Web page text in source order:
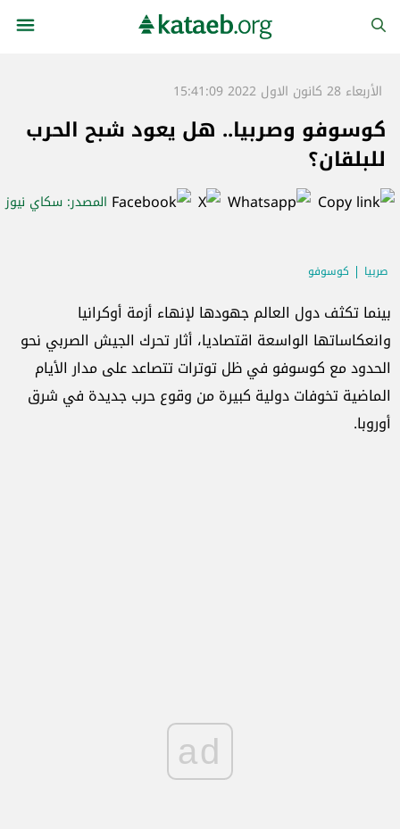
الأربعاء 28 كانون الاول 2022 15:41:09
كوسوفو وصربيا.. هل يعود شبح الحرب
للبلقان؟
المصدر: سكاي نيوز
صربيا كوسوفو
بينما تكثف دول العالم جهودها لإنهاء أزمة أوكرانيا
وانعكاساتها الواسعة اقتصاديا، أثار تحرك الجيش الصربي نحو
الحدود مع كوسوفو في ظل توترات تتصاعد على مدار الأيام
الماضية تخوفات دولية كبيرة من وقوع حرب جديدة في شرق
أوروبا.
ad